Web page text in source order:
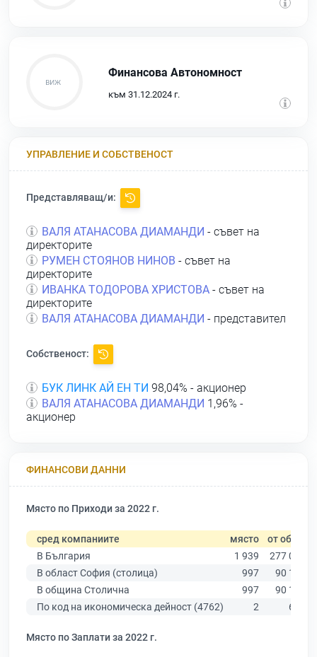
Финансова Автономност
към 31.12.2024 г.
УПРАВЛЕНИЕ И СОБСТВЕНОСТ
Представляващ/и:
ВАЛЯ АТАНАСОВА ДИАМАНДИ - съвет на
директорите
РУМЕН СТОЯНОВ НИНОВ - съвет на
директорите
ИВАНКА ТОДОРОВА ХРИСТОВА - съвет на
директорите
ВАЛЯ АТАНАСОВА ДИАМАНДИ - представител
Собственост:
БУК ЛИНК АЙ ЕН ТИ 98,04% - акционер
ВАЛЯ АТАНАСОВА ДИАМАНДИ 1,96% -
акционер
ФИНАНСОВИ ДАННИ
Място по Приходи за 2022 г.
сред компаниите място от общо
В България
1 939
277 019
В област София (столица)
997
90 178
В община Столична
997
90 178
По код на икономическа дейност (4762)
2 660
Място по Заплати за 2022 г.